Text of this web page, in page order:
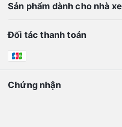
Sản phẩm dành cho nhà xe
Đối tác thanh toán
Chứng nhận